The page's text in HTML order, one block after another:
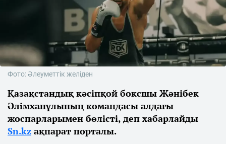
Фото: Әлеуметтік желіден
Қазақстандық кәсіпқой боксшы Жәнібек
Әлімханұлының командасы алдағы
жоспарларымен бөлісті, деп хабарлайды
Sn.kz ақпарат порталы.